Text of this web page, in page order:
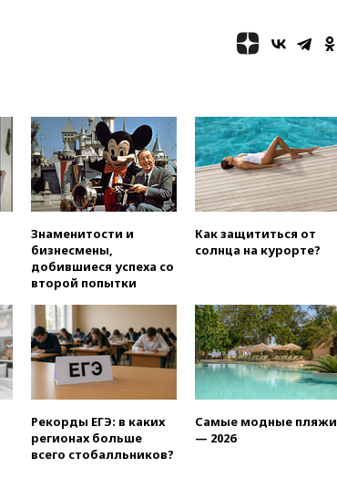
в 2028 году могут войти в
состав Евросоюза
основополагающим
принципам ЕАЭС
09:06
Гендиректора
удмуртской «Ижавиа»
попросили уволиться
американец Гилман
находится при смерти
атакован склад Wildberries
07:52
В Таиланде ученик
устроил стрельбу в школе:
есть жертвы
Лесной пожар в 30
привел к эвакуации жителей
06:00
Знаменитости и
бизнесмены,
добившиеся успеха со
второй попытки
Как защититься от
солнца на курорте?
Рекорды ЕГЭ: в каких
регионах больше
всего стобалльников?
Самые модные пляжи
— 2026